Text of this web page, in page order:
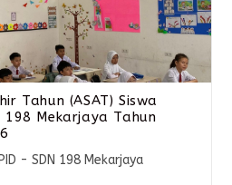
Tahun (ASAT) Siswa
Mekarjaya Tahun
- SDN 198 Mekarjaya